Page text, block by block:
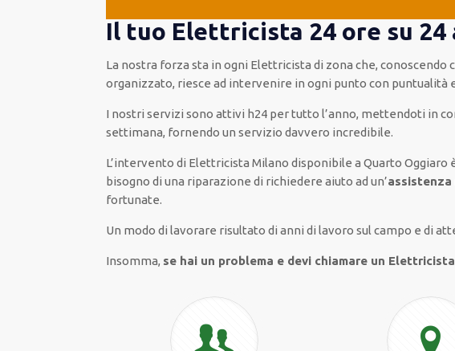
Il tuo Elettricista 24 ore su 24
La nostra forza sta in ogni Elettricista di zona che, conoscendo
organizzato, riesce ad intervenire in ogni punto con puntualità
I nostri servizi sono attivi h24 pertutto l’anno, mettendoti in
settimana, fornendo un serviziodavvero incredibile.
L’intervento di Elettricista Milanodisponibile a Quarto Oggiaro
bisogno di una riparazione di richiedere aiuto ad un’assistenza
fortunate.
Un modo di lavorare risultato di anni di lavoro sul campo e di
Insomma, se hai un problema e devi chiamare un